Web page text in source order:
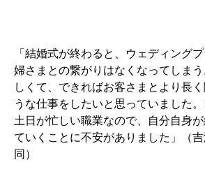
「結婚式が終わると、ウェディング
婦さまとの繋がりはなくなってしま
しくて、できればお客さまとより長
うな仕事をしたいと思っていました
土日が忙しい職業なので、自分自身
ていくことに不安がありました」（
同）